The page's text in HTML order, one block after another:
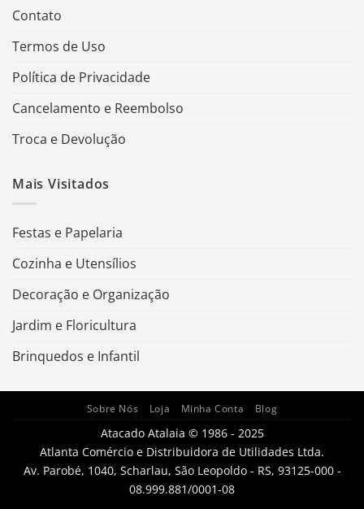
Contato
Termos de Uso
Política de Privacidade
Cancelamento e Reembolso
Troca e Devolução
Mais Visitados
Festas e Papelaria
Cozinha e Utensílios
Decoração e Organização
Jardim e Floricultura
Brinquedos e Infantil
Sobre Nós Loja Minha Conta Blog
Atacado Atalaia © 1986 - 2025
Atlanta Comércio e Distribuidora de Utilidades Ltda.
Av. Parobé, 1040, Scharlau, São Leopoldo - RS, 93125-000 -
08.999.881/0001-08